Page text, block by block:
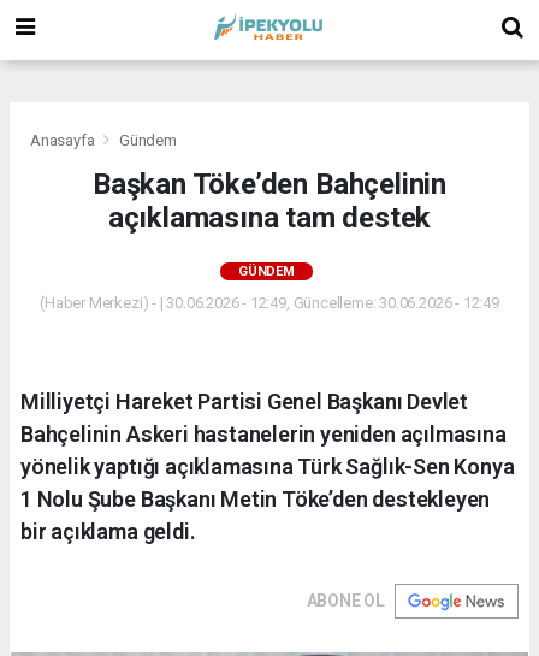
Anasayfa Gündem
Başkan Töke’den Bahçelinin
açıklamasına tam destek
GÜNDEM
(Haber Merkezi) - | 30.06.2026 - 12:49, Güncelleme: 30.06.2026 - 12:49
Milliyetçi Hareket Partisi Genel Başkanı Devlet
Bahçelinin Askeri hastanelerin yeniden açılmasına
yönelik yaptığı açıklamasına Türk Sağlık-Sen Konya
1 Nolu Şube Başkanı Metin Töke’den destekleyen
bir açıklama geldi.
ABONE OL